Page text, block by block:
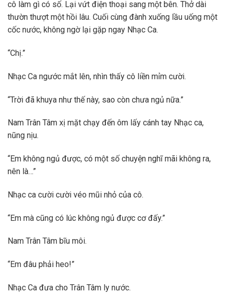
cô làm gì có số. Lại vứt điện thoại sang một bên. Thở dài
thườn thượt một hồi lâu. Cuối cùng đành xuống lầu uống một
cốc nước, không ngờ lại gặp ngay Nhạc Ca.
“Chị.”
Nhạc Ca ngước mắt lên, nhìn thấy cô liền mỉm cười.
“Trời đã khuya như thế này, sao còn chưa ngủ nữa.”
Nam Trân Tâm xị mặt chạy đến ôm lấy cánh tay Nhạc ca,
nũng nịu.
“Em không ngủ được, có một số chuyện nghĩ mãi không ra,
nên là…”
Nhạc ca cười cười véo mũi nhỏ của cô.
“Em mà cũng có lúc không ngủ được cơ đấy.”
Nam Trân Tâm bĩu môi.
“Em đâu phải heo!”
Nhạc Ca đưa cho Trân Tâm ly nước.